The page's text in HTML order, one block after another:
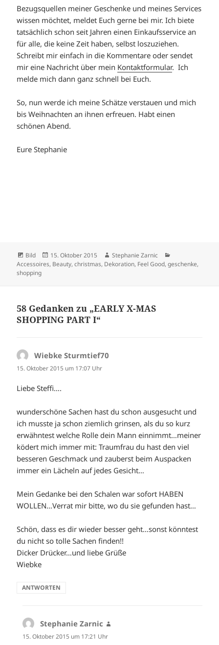
Bezugsquellen meiner Geschenke und meines Services
wissen möchtet, meldet Euch gerne bei mir. Ich biete
tatsächlich schon seit Jahren einen Einkaufsservice an
für alle, die keine Zeit haben, selbst loszuziehen.
Schreibt mir einfach in die Kommentare oder sendet
mir eine Nachricht über mein Kontaktformular. Ich
melde mich dann ganz schnell bei Euch.
So, nun werde ich meine Schätze verstauen und mich
bis Weihnachten an ihnen erfreuen. Habt einen
schönen Abend.
Eure Stephanie
Format
Bild
Veröffentlicht
am
15. Oktober 2015 Autor
Stephanie Zarnic
Accessoires, Beauty,christmas, Dekoration, Feel Good,geschenke,
shopping
58 Gedanken zu „EARLY X-MAS
SHOPPING PART I“
Wiebke Sturmtief70
15. Oktober 2015 um 17:07 Uhr
Liebe Steffi….
wunderschöne Sachen hast du schon ausgesucht und
ich musste ja schon ziemlich grinsen, als du so kurz
erwähntest welche Rolle dein Mann einnimmt…meiner
ködert mich immer mit: Traumfrau du hast den viel
besseren Geschmack und zauberst beim Auspacken
immer ein Lächeln auf jedes Gesicht…
Mein Gedanke bei den Schalen war sofort HABEN
WOLLEN…Verrat mir bitte, wo du sie gefunden hast…
Schön, dass es dir wieder besser geht…sonst könntest
du nicht so tolle Sachen finden!!
Dicker Drücker…und liebe Grüße
Wiebke
ANTWORTEN
Stephanie Zarnic
15. Oktober 2015 um 17:21 Uhr